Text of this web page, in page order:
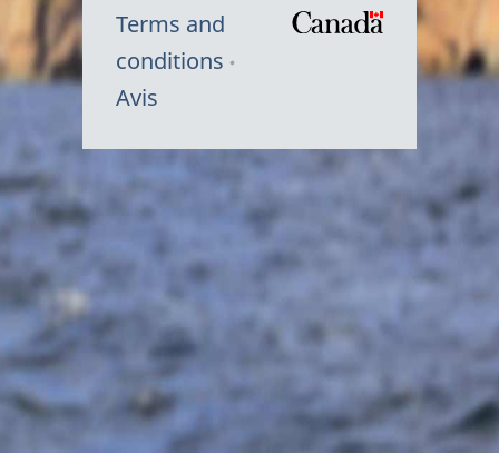
Terms and
conditions
Avis
Symbole
Canada